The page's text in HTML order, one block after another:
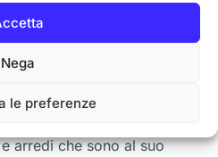
Nega
le preferenze
sempre molto alta,
sia rapido, le ditte o i
volta che
arredi che sono al suo